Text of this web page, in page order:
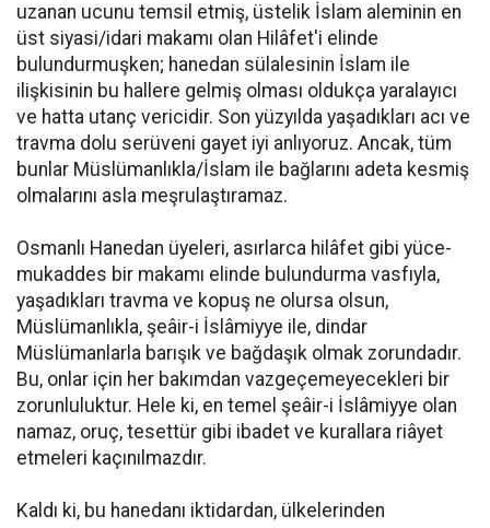
uzanan ucunu temsil etmiş, üstelik İslam aleminin en
üst siyasi/idari makamı olan Hilâfet'i elinde
bulundurmuşken; hanedan sülalesinin İslam ile
ilişkisinin bu hallere gelmiş olması oldukça yaralayıcı
ve hatta utanç vericidir. Son yüzyılda yaşadıkları acı ve
travma dolu serüveni gayet iyi anlıyoruz. Ancak, tüm
bunlar Müslümanlıkla/İslam ile bağlarını adeta kesmiş
olmalarını asla meşrulaştıramaz.
Osmanlı Hanedan üyeleri, asırlarca hilâfet gibi yüce-
mukaddes bir makamı elinde bulundurma vasfıyla,
yaşadıkları travma ve kopuş ne olursa olsun,
Müslümanlıkla, şeâir-i İslâmiyye ile, dindar
Müslümanlarla barışık ve bağdaşık olmak zorundadır.
Bu, onlar için her bakımdan vazgeçemeyecekleri bir
zorunluluktur. Hele ki, en temel şeâir-i İslâmiyye olan
namaz, oruç, tesettür gibi ibadet ve kurallara riâyet
etmeleri kaçınılmazdır.
Kaldı ki, bu hanedanı iktidardan, ülkelerinden